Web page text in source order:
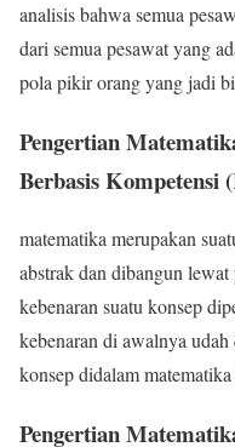
analisis bahwa semua
dari semua pesawat yang
pola pikir orang yang jadi
Pengertian
Berbasis Kompetensi
matematika merupakan
abstrak dan dibangun
kebenaran suatu konsep
kebenaran di awalnya
konsep didalam
Pengertian